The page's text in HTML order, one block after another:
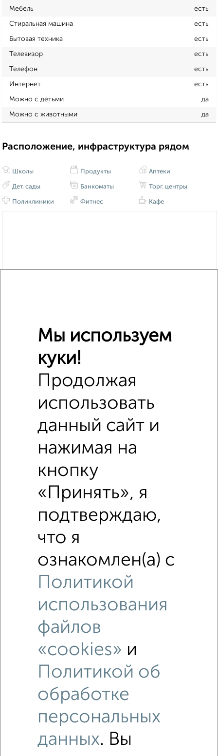
Мебель есть
Стиральная машина есть
Бытовая техника есть
Телевизор есть
Телефон есть
Интернет есть
Можно с детьми да
Можно с животными да
Расположение, инфраструктура рядом
Школы
Дет. сады
Поликлиники
Продукты
Банкоматы
Фитнес
Аптеки
Торг. центры
Кафе
Похожие предложения рядом
Дома недалеко от Медовая 1
Рядом, с меньшей ценой
Недалеко от Медовая 1 с ценой ниже
Дом 70м², 1-этажный, на длительный срок, в черте
Мы используем
куки!
Продолжая
использовать
данный сайт и
нажимая на
кнопку
«Принять», я
подтверждаю,
что я
ознакомлен(а) с
Политикой
использования
файлов
«cookies» и
Политикой об
обработке
персональных
данных. Вы